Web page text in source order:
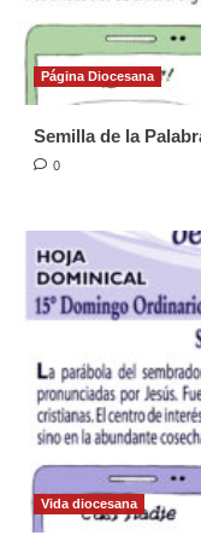
Página Diocesana
Semilla de la
0
Vida diocesana